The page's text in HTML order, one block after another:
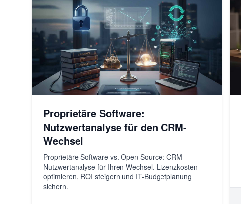
Proprietäre Software:
Nutzwertanalyse für den CRM-
Wechsel
Proprietäre Software vs. Open Source: CRM-
Nutzwertanalyse für Ihren Wechsel. Lizenzkosten
optimieren, ROI steigern und IT-Budgetplanung
sichern.